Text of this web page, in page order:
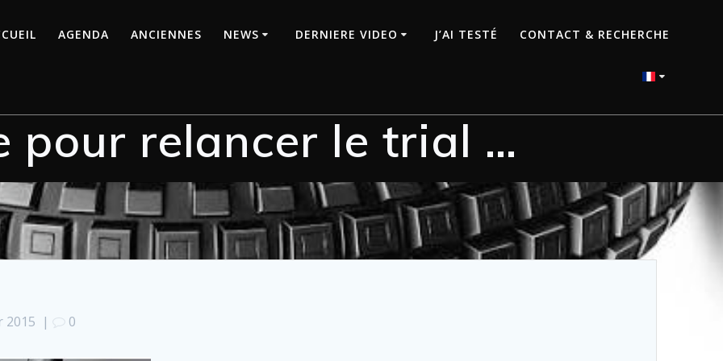
AGENDA ANCIENNES NEWS DERNIERE VIDEO J’AI TESTÉ CONTACT & RECHERCHE
pour relancer le trial …
2015 | 0